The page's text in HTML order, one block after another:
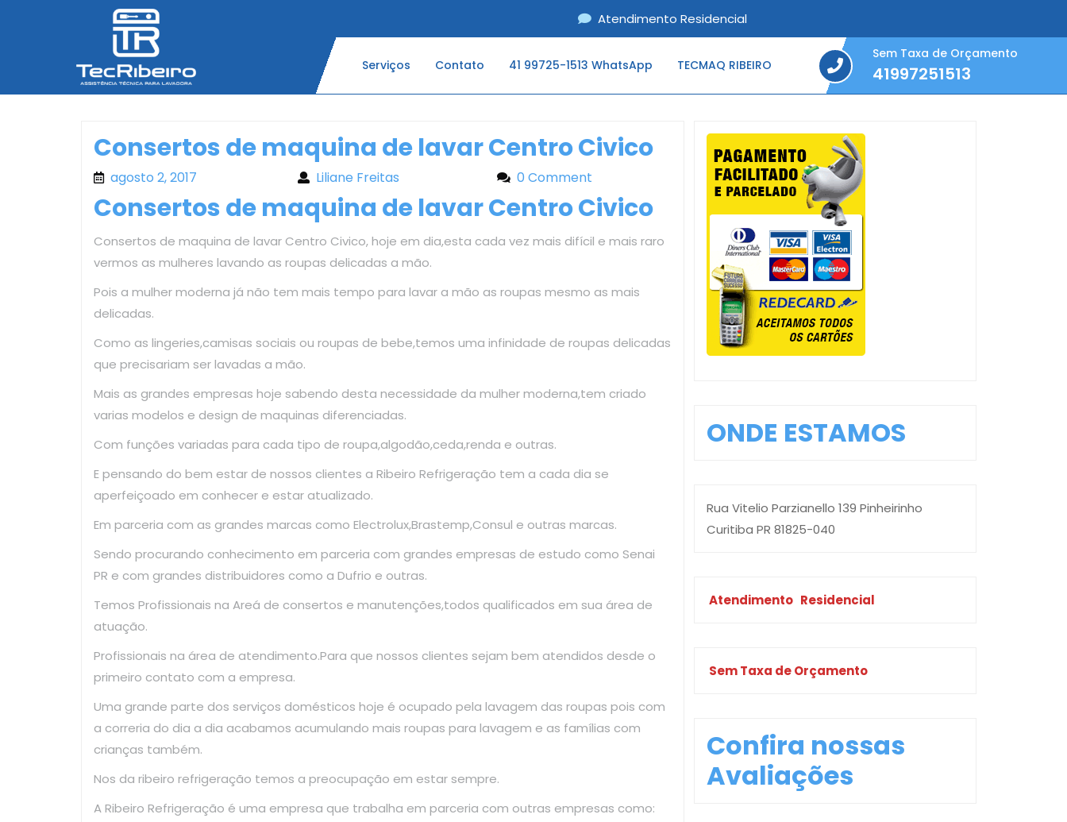
Atendimento Residencial
Serviços Contato 41 99725-1513 WhatsApp TECMAQ RIBEIRO
Sem Taxa de Orçamento
41997251513
41997251513
Consertos de maquina de lavar Centro Civico
agosto 2, 2017 Liliane Freitas 0 Comment
Consertos de maquina de lavar Centro Civico
Consertos de maquina de lavar Centro Civico, hoje em dia,esta cada vez mais difícil e mais raro
vermos as mulheres lavando as roupas delicadas a mão.
Pois a mulher moderna já não tem mais tempo para lavar a mão as roupas mesmo as mais
delicadas.
Como as lingeries,camisas sociais ou roupas de bebe,temos uma infinidade de roupas delicadas
que precisariam ser lavadas a mão.
Mais as grandes empresas hoje sabendo desta necessidade da mulher moderna,tem criado
varias modelos e design de maquinas diferenciadas.
Com funções variadas para cada tipo de roupa,algodão,ceda,renda e outras.
E pensando do bem estar de nossos clientes a Ribeiro Refrigeração tem a cada dia se
aperfeiçoado em conhecer e estar atualizado.
Em parceria com as grandes marcas como Electrolux,Brastemp,Consul e outras marcas.
Sendo procurando conhecimento em parceria com grandes empresas de estudo como Senai
PR e com grandes distribuidores como a Dufrio e outras.
Temos Profissionais na Areá de consertos e manutenções,todos qualificados em sua área de
atuação.
Profissionais na área de atendimento.Para que nossos clientes sejam bem atendidos desde o
primeiro contato com a empresa.
Uma grande parte dos serviços domésticos hoje é ocupado pela lavagem das roupas pois com
a correria do dia a dia acabamos acumulando mais roupas para lavagem e as famílias com
crianças também.
Nos da ribeiro refrigeração temos a preocupação em estar sempre.
A Ribeiro Refrigeração é uma empresa que trabalha em parceria com outras empresas como:
ONDE ESTAMOS
Rua Vitelio Parzianello 139 Pinheirinho
Curitiba PR 81825-040
Atendimento Residencial
Sem Taxa de Orçamento
Confira nossas
Avaliações